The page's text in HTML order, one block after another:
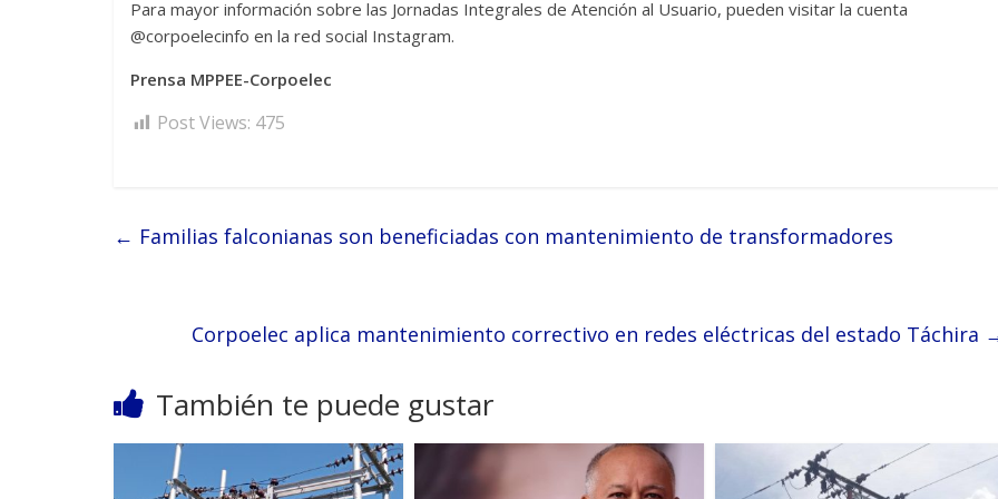
Para mayor información sobre las Jornadas Integrales de Atención al Usuario, pueden visitar la cuenta
@corpoelecinfo en la red social Instagram.
Prensa MPPEE-Corpoelec
Post Views: 475
← Familias falconianas son beneficiadas con mantenimiento de transformadores
Corpoelec aplica mantenimiento correctivo en redes eléctricas del estado Táchira
También te puede gustar